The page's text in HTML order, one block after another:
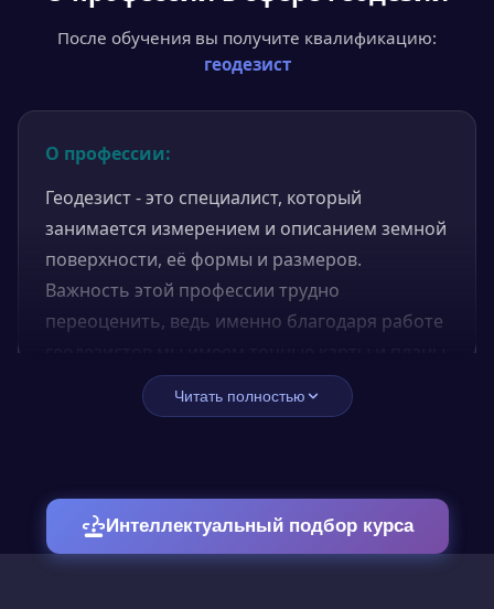
После обучения вы получите квалификацию:
геодезист
О профессии:
Геодезист - это специалист, который
занимается измерением и описанием земной
поверхности, её формы и размеров.
Важность этой профессии трудно
переоценить, ведь именно благодаря работе
местности, которые используются в самых
разных сферах деятельности - от архитектуры
Чем занимается:
Одной из главных задач геодезиста является
Читать полностью
Интеллектуальный подбор курса